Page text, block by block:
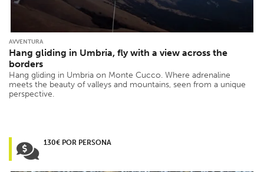
AVVENTURA
Hang gliding in Umbria, fly with a view across the
borders
Hang gliding in Umbria on Monte Cucco. Where adrenaline
meets the beauty of valleys and mountains, seen from a unique
perspective.
130€ POR PERSONA